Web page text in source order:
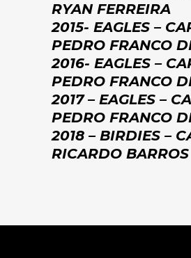
RYAN FERREIRA
2015- EAGLES –
PEDRO FRANCO
2016- EAGLES –
PEDRO FRANCO
2017 – EAGLES –
PEDRO FRANCO
2018 – BIRDIES –
RICARDO BARROS